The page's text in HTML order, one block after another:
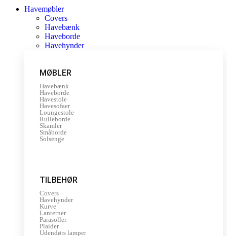
Havemøbler
Covers
Havebænk
Haveborde
Havehynder
MØBLER
Havebænk
Haveborde
Havestole
Havesofaer
Loungestole
Rulleborde
Skamler
Småborde
Solsenge
TILBEHØR
Covers
Havehynder
Kurve
Lanterner
Parasoller
Plaider
Udendørs lamper